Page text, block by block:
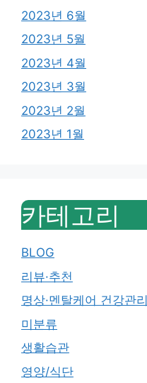
2023년 6월
2023년 5월
2023년 4월
2023년 3월
2023년 2월
2023년 1월
카테고리
BLOG
리뷰·추천
명상·멘탈케어 건강관리
미분류
생활습관
영양/식단